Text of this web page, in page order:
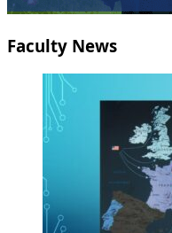
Faculty News